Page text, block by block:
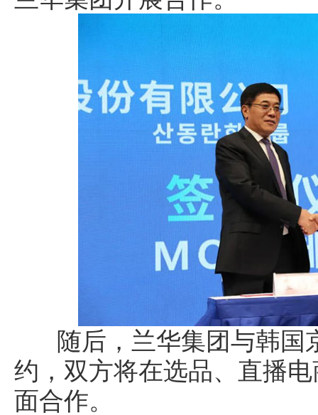
随后，兰华集团与韩国
约，双方将在选品、直播
面合作。